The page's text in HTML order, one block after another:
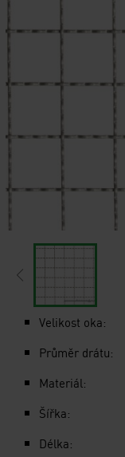
Velikost oka:
Průměr drátu:
Materiál:
Šířka:
Délka: